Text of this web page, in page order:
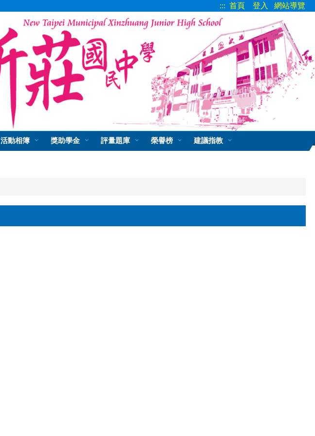
::: 首頁 登入 網站導覽
活動相簿 獎助學金 評量題庫 榮譽榜 建議指教